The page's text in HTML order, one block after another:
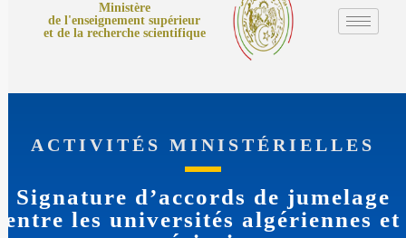
Ministère
de l'enseignement supérieur
et de la recherche scientifique
ACTIVITÉS MINISTÉRIELLES
Signature d’accords de jumelage
entre les universités algériennes et